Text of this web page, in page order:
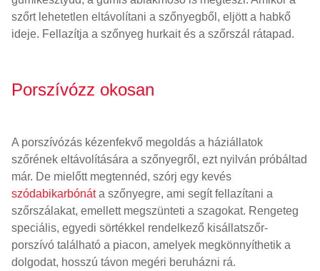
szőrt lehetetlen eltávolítani a szőnyegből, eljött a habkő
ideje. Fellazítja a szőnyeg hurkait és a szőrszál rátapad.
Porszívózz okosan
A porszívózás kézenfekvő megoldás a háziállatok
szőrének eltávolítására a szőnyegről, ezt nyilván próbáltad
már. De mielőtt megtennéd, szórj egy kevés
szódabikarbónáta szőnyegre, ami segít fellazítani a
szőrszálakat, emellett megszünteti a szagokat. Rengeteg
speciális, egyedi sörtékkel rendelkező kisállatszőr-
porszívó található a piacon, amelyek megkönnyíthetik a
dolgodat, hosszú távon megéri beruházni rá.